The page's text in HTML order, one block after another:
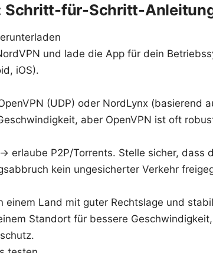
Schritt-für-Schritt-
und lade die App für dein
iOS).
(UDP) oder NordLynx (basierend
aber OpenVPN ist oft
erlaube P2P/Torrents. Stelle sicher, dass
kein ungesicherter Verkehr
einem Land mit guter Rechtslage und
Standort für bessere